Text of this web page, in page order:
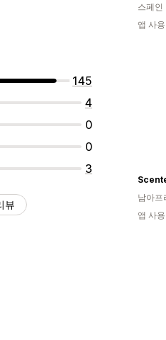
145
4
0
0
3
뷰
스페인
앱 사
남아프
앱 사